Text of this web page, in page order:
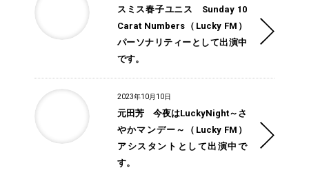
スミス春子ユニス Sunday 10
Carat Numbers（Lucky FM）
パーソナリティーとして出演中
です。
2023年10月10日
元田芳 今夜はLuckyNight～さ
やかマンデー～（Lucky FM）
アシスタントとして出演中で
す。